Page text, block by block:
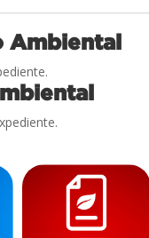
Ambiental